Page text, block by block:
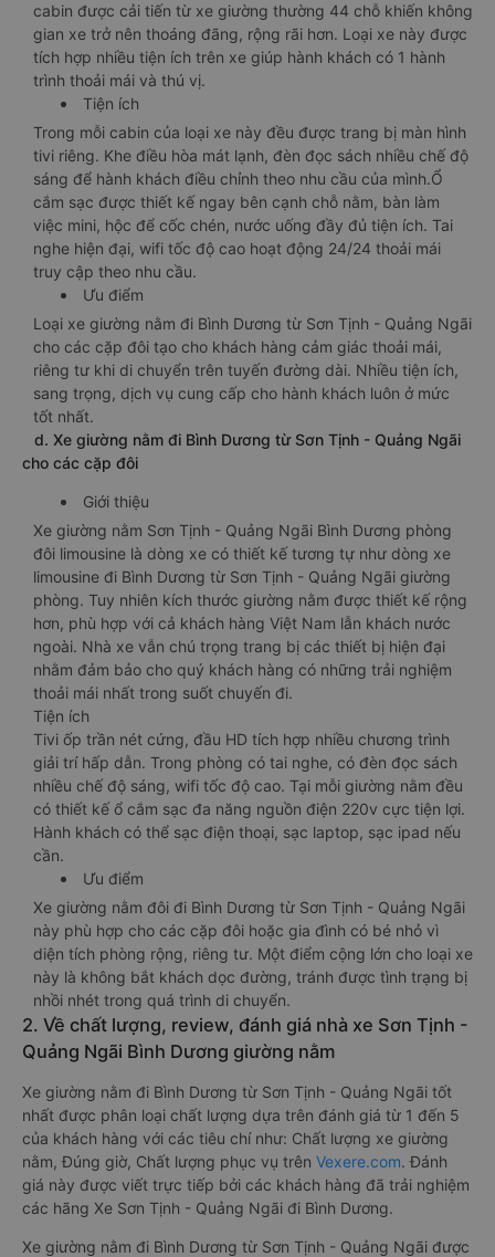
cabin được cải tiến từ xe giường thường 44 chỗ khiến không
gian xe trở nên thoáng đãng, rộng rãi hơn. Loại xe này được
tích hợp nhiều tiện ích trên xe giúp hành khách có 1 hành
trình thoải mái và thú vị.
Tiện ích
Trong mỗi cabin của loại xe này đều được trang bị màn hình
tivi riêng. Khe điều hòa mát lạnh, đèn đọc sách nhiều chế độ
sáng để hành khách điều chỉnh theo nhu cầu của mình.Ổ
cắm sạc được thiết kế ngay bên cạnh chỗ nằm, bàn làm
việc mini, hộc để cốc chén, nước uống đầy đủ tiện ích. Tai
nghe hiện đại, wifi tốc độ cao hoạt động 24/24 thoải mái
truy cập theo nhu cầu.
Ưu điểm
Loại xe giường nằm đi Bình Dương từ Sơn Tịnh - Quảng Ngãi
cho các cặp đôi tạo cho khách hàng cảm giác thoải mái,
riêng tư khi di chuyển trên tuyến đường dài. Nhiều tiện ích,
sang trọng, dịch vụ cung cấp cho hành khách luôn ở mức
tốt nhất.
d. Xe giường nằm đi Bình Dương từ Sơn Tịnh - Quảng Ngãi
cho các cặp đôi
Giới thiệu
Xe giường nằm Sơn Tịnh - Quảng Ngãi Bình Dương phòng
đôi limousine là dòng xe có thiết kế tương tự như dòng xe
limousine đi Bình Dương từ Sơn Tịnh - Quảng Ngãi giường
phòng. Tuy nhiên kích thước giường nằm được thiết kế rộng
hơn, phù hợp với cả khách hàng Việt Nam lẫn khách nước
ngoài. Nhà xe vẫn chú trọng trang bị các thiết bị hiện đại
nhằm đảm bảo cho quý khách hàng có những trải nghiệm
thoải mái nhất trong suốt chuyến đi.
Tiện ích
Tivi ốp trần nét cứng, đầu HD tích hợp nhiều chương trình
giải trí hấp dẫn. Trong phòng có tai nghe, có đèn đọc sách
nhiều chế độ sáng, wifi tốc độ cao. Tại mỗi giường nằm đều
có thiết kế ổ cắm sạc đa năng nguồn điện 220v cực tiện lợi.
Hành khách có thể sạc điện thoại, sạc laptop, sạc ipad nếu
cần.
Ưu điểm
Xe giường nằm đôi đi Bình Dương từ Sơn Tịnh - Quảng Ngãi
này phù hợp cho các cặp đôi hoặc gia đình có bé nhỏ vì
diện tích phòng rộng, riêng tư. Một điểm cộng lớn cho loại xe
này là không bắt khách dọc đường, tránh được tình trạng bị
nhồi nhét trong quá trình di chuyển.
2. Về chất lượng, review, đánh giá nhà xe Sơn Tịnh -
Quảng Ngãi Bình Dương giường nằm
Xe giường nằm đi Bình Dương từ Sơn Tịnh - Quảng Ngãi tốt
nhất được phân loại chất lượng dựa trên đánh giá từ 1 đến 5
của khách hàng với các tiêu chí như: Chất lượng xe giường
nằm, Đúng giờ, Chất lượng phục vụ trên Vexere.com. Đánh
giá này được viết trực tiếp bởi các khách hàng đã trải nghiệm
các hãng Xe Sơn Tịnh - Quảng Ngãi đi Bình Dương.
Xe giường nằm đi Bình Dương từ Sơn Tịnh - Quảng Ngãi được